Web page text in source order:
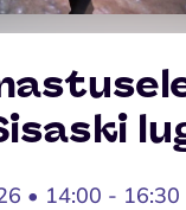
• 14:00 - 16:30